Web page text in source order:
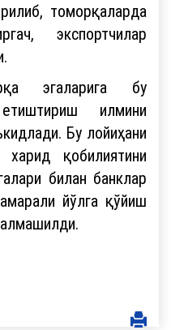
томорқаларда
экспортчилар
эгаларига бу
илмини
Бу лойиҳани
харид қобилиятини
билан банклар
йўлга қўйиш